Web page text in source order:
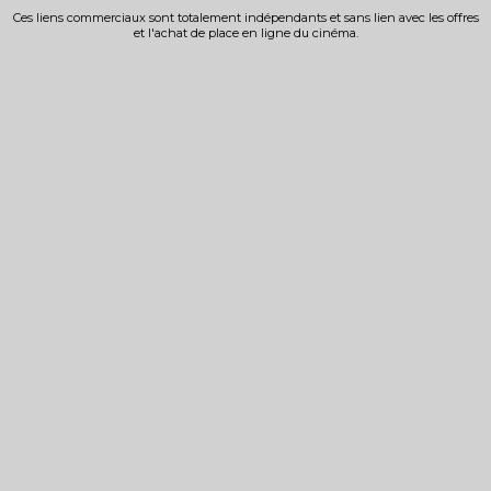
Ces liens commerciaux sont totalement indépendants et sans lien avec les offres
et l'achat de place en ligne du cinéma.